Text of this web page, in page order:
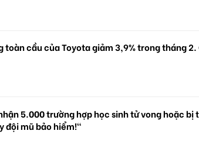
toàn cầu của Toyota giảm 3,9% trong tháng
5.000 trường hợp học sinh tử vong hoặc
đội mũ bảo hiểm!"